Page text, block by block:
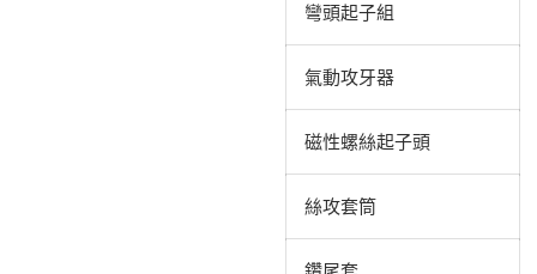
彎頭起子組
氣動攻牙器
磁性螺絲起子頭
絲攻套筒